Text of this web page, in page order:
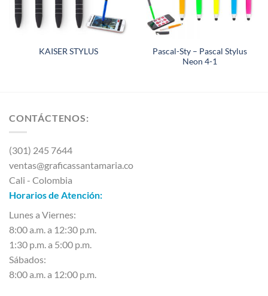
KAISER STYLUS
Pascal-Sty – Pascal Stylus
Neon 4-1
CONTÁCTENOS:
(301) 245 7644
ventas@graficassantamaria.co
Cali - Colombia
Horarios de Atención:
Lunes a Viernes:
8:00 a.m. a 12:30 p.m.
1:30 p.m. a 5:00 p.m.
Sábados:
8:00 a.m. a 12:00 p.m.